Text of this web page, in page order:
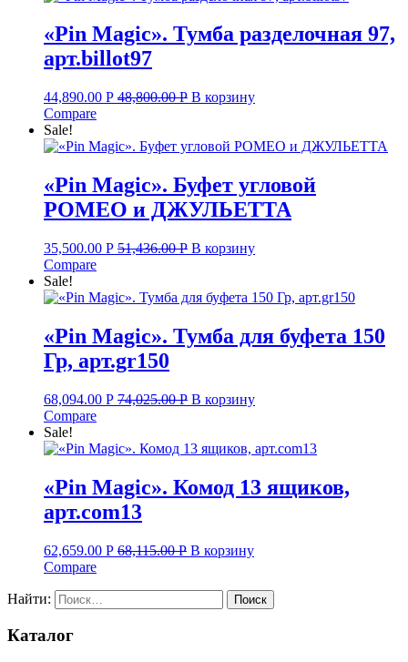
«Pin Magic». Тумба разделочная 97,
арт.billot97
44,890.00 Р 48,800.00Р В корзину
Compare
Sale!
«Pin Magic». Буфет угловой
РОМЕО и ДЖУЛЬЕТТА
35,500.00 Р 51,436.00Р В корзину
Compare
Sale!
«Pin Magic». Тумба для буфета 150
Гр, арт.gr150
68,094.00 Р 74,025.00Р В корзину
Compare
Sale!
«Pin Magic». Комод 13 ящиков,
арт.com13
62,659.00 Р 68,115.00Р В корзину
Compare
Найти:
Каталог